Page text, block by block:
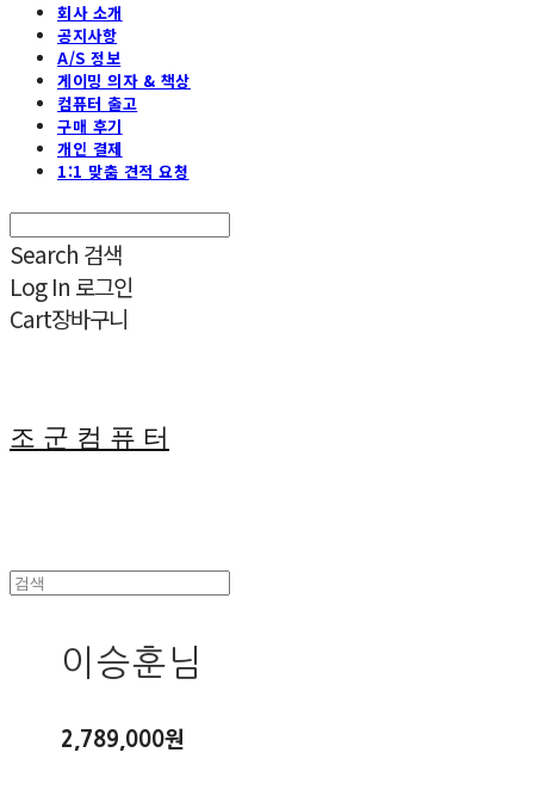
회사 소개
공지사항
A/S 정보
게이밍 의자 & 책상
컴퓨터 출고
구매 후기
개인 결제
1:1 맞춤 견적 요청
Search 검색
Log In 로그인
Cart장바구니
조 군 컴 퓨 터
이승훈님
2,789,000원